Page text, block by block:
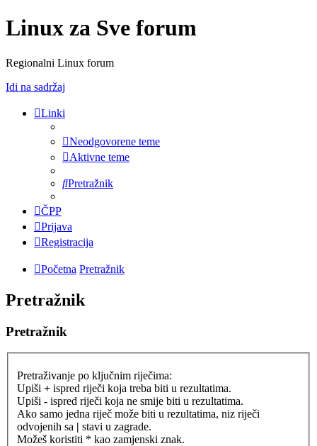
Linux za Sve forum
Regionalni Linux forum
Idi na sadržaj
Linki
Neodgovorene teme
Aktivne teme
Pretražnik
ČPP
Prijava
Registracija
Početna Pretražnik
Pretražnik
Pretražnik
Pretraživanje po ključnim riječima:
Upiši + ispred riječi koja treba biti u rezultatima.
Upiši - ispred riječi koja ne smije biti u rezultatima.
Ako samo jedna riječ može biti u rezultatima, niz riječi
odvojenih sa | stavi u zagrade.
Možeš koristiti * kao zamjenski znak.